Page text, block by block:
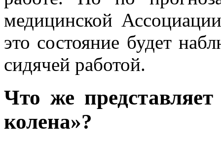
медицинской
это состояние будет
сидячей работой.
Что же
колена»?